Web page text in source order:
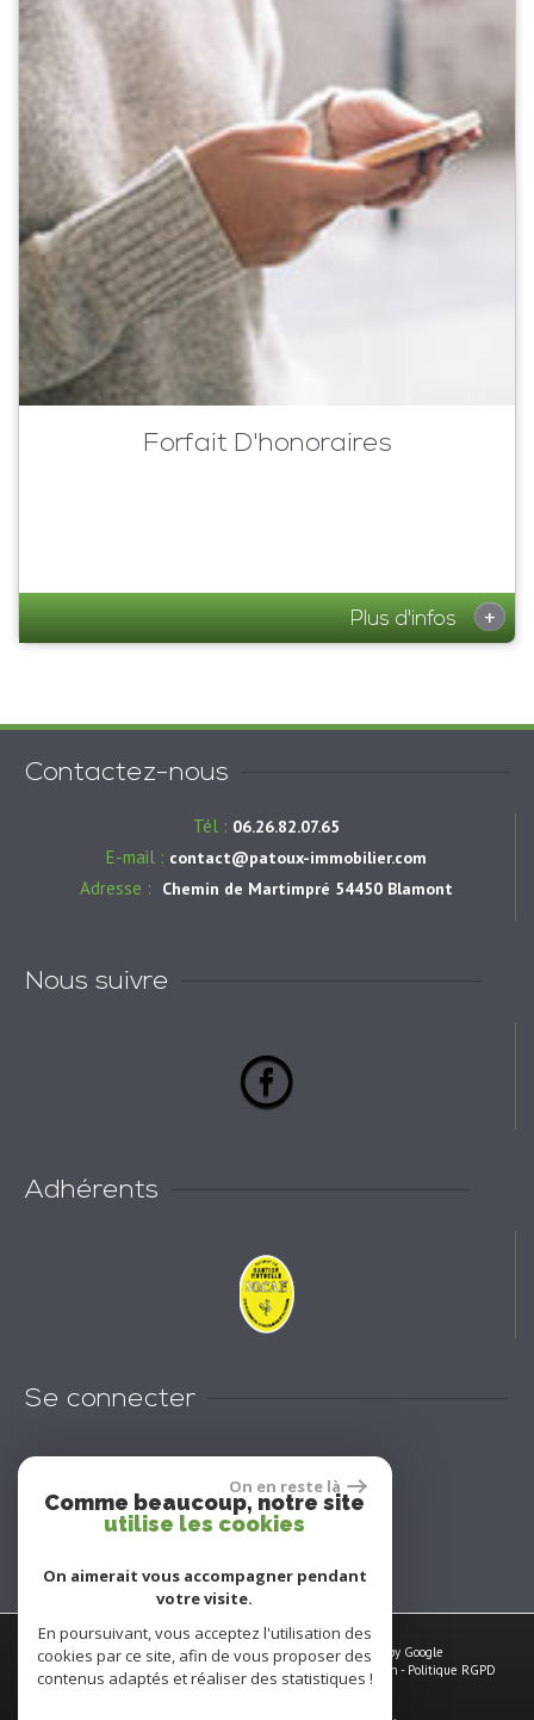
Forfait D'honoraires
Plus d'infos +
Contactez-nous
Tél : 06.26.82.07.65
E-mail : contact@patoux-immobilier.com
Adresse : Chemin de Martimpré 54450 Blamont
Nous suivre
Adhérents
Se connecter
Espace propriétaires
© 2026 | Tous droits réservés | Traduction powered by Google
Plan du site
Mentions légales - Nos honoraires - Liens Admin - Politique RGPD
On en reste là
Comme beaucoup, notre site
utilise les cookies
On aimerait vous accompagner pendant
votre visite.
En poursuivant, vous acceptez l'utilisation des
cookies par ce site, afin de vous proposer des
contenus adaptés et réaliser des statistiques !